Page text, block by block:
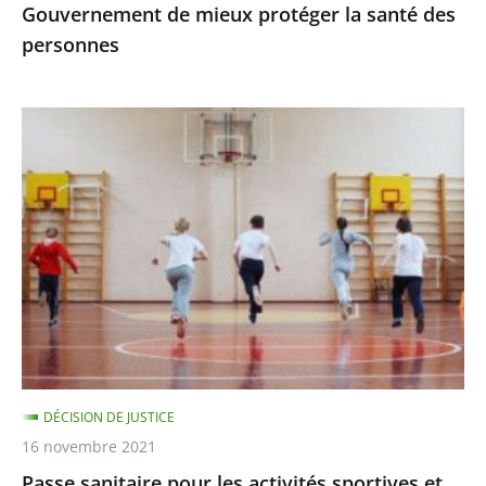
protéger
la
des
Gouvernement de mieux protéger la santé des
personnes
pour
les
activités
sportives
et
extra-
scolaires,
apprentissage
à
distance
DÉCISION DE JUSTICE
16 novembre 2021